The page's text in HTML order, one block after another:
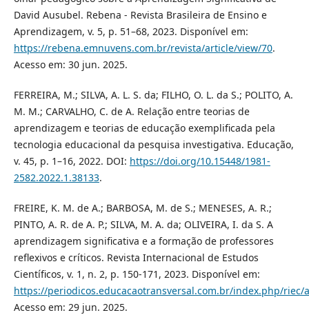
David Ausubel. Rebena - Revista Brasileira de Ensino e
Aprendizagem, v. 5, p. 51–68, 2023. Disponível em:
https://rebena.emnuvens.com.br/revista/article/view/70.
Acesso em: 30 jun. 2025.
FERREIRA, M.; SILVA, A. L. S. da; FILHO, O. L. da S.; POLITO, A.
M. M.; CARVALHO, C. de A. Relação entre teorias de
aprendizagem e teorias de educação exemplificada pela
tecnologia educacional da pesquisa investigativa. Educação,
v. 45, p. 1–16, 2022. DOI: https://doi.org/10.15448/1981-
2582.2022.1.38133.
FREIRE, K. M. de A.; BARBOSA, M. de S.; MENESES, A. R.;
PINTO, A. R. de A. P.; SILVA, M. A. da; OLIVEIRA, I. da S. A
aprendizagem significativa e a formação de professores
reflexivos e críticos. Revista Internacional de Estudos
Científicos, v. 1, n. 2, p. 150-171, 2023. Disponível em:
https://periodicos.educacaotransversal.com.br/index.php/riec/
Acesso em: 29 jun. 2025.